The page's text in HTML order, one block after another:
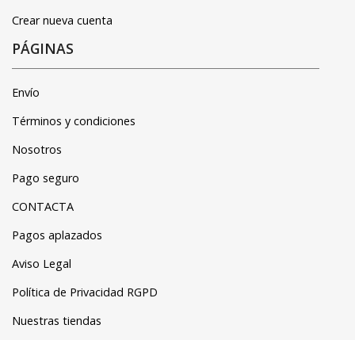
Crear nueva cuenta
PÁGINAS
Envío
Términos y condiciones
Nosotros
Pago seguro
CONTACTA
Pagos aplazados
Aviso Legal
Política de Privacidad RGPD
Nuestras tiendas